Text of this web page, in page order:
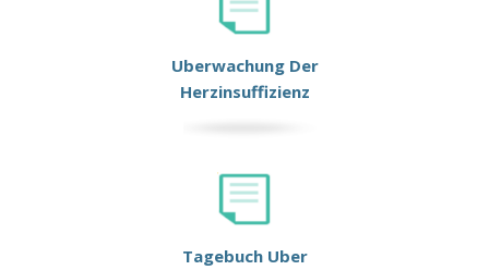
Uberwachung Der
Herzinsuffizienz
Tagebuch Uber